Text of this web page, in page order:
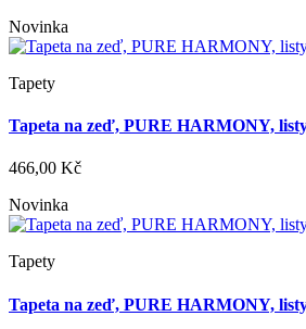
Novinka
Tapety
Tapeta na zeď, PURE HARMONY,
466,00 Kč
Novinka
Tapety
Tapeta na zeď, PURE HARMONY,